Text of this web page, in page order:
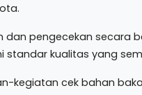
dan pengecekan secara
standar kualitas yang
kegiatan cek bahan